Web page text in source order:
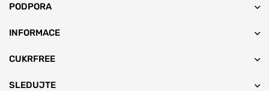
PODPORA
INFORMACE
CUKRFREE
SLEDUJTE